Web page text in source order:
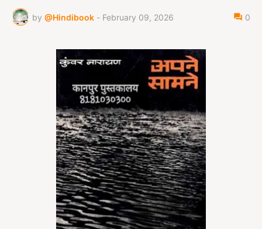
by @Hindibook - February 09, 2026 0